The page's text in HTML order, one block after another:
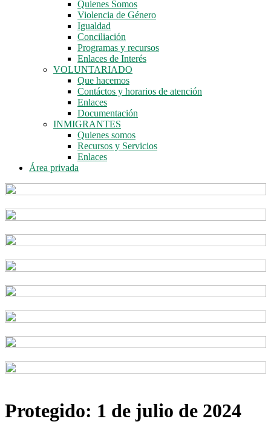
Quienes Somos
Violencia de Género
Igualdad
Conciliación
Programas y recursos
Enlaces de Interés
VOLUNTARIADO
Que hacemos
Contáctos y horarios de atención
Enlaces
Documentación
INMIGRANTES
Quienes somos
Recursos y Servicios
Enlaces
Área privada
Protegido: 1 de julio de 2024